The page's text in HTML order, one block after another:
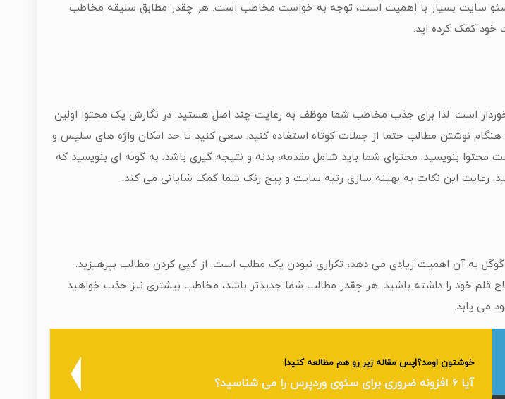
سئو سایت بسیار با اهمیت است، توجه به خواست مخاطب است. هر چقدر مطابق سلیقه مخاطب
خود کمک کرده اید.
است. لذا برای جذب مخاطب شما موظف به رعایت چند اصل هستید. در نگارش یک محتوا اولین
نوشتن مطالب حتما از جملات کوتاه استفاده کنید. سعی کنید تا حد امکان واژه های سلیس و
محتوا بنویسید. محتوای شما باید شامل مقدمه، بدنه و نتیجه گیری باشد. به گونه ای بنویسید که
رعایت این نکات به بهینه سازی رتبه سایت و پیج رنک شما کمک شایانی می کند.
به آن اهمیت زیادی می دهد، تکراری نبودن یک مطلب است. از کپی کردن مطالب بپرهیزید.
قلم خود را داشته باشید. هر چقدر مطالب شما جدیدتر باشد، مخاطب بیشتری نیز جذب خواهید
می یابد.
خوشتون اومد؟!پس مقاله زیر رو هم مطالعه کنید!
آیا ۶ افزونه ضروری برای سئوی وردپرس را می شناسید؟